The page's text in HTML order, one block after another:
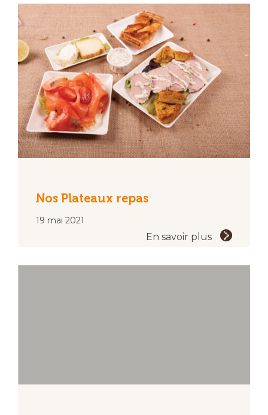
Nos Plateaux repas
19 mai 2021
En savoir plus